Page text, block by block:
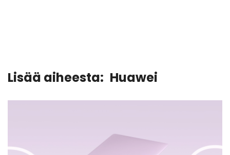
Lisää aiheesta: Huawei